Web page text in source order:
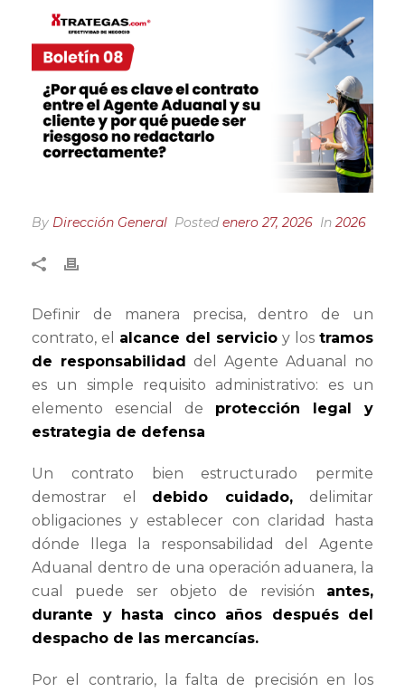
By Dirección General Postedenero 27, 2026 In 2026
Definir de manera precisa, dentro de un
contrato, el alcance del servicio y los tramos
de responsabilidad del Agente Aduanal no
es un simple requisito administrativo: es un
elemento esencial de protección legal y
estrategia de defensa
Un contrato bien estructurado permite
demostrar el debido cuidado, delimitar
obligaciones y establecer con claridad hasta
dónde llega la responsabilidad del Agente
Aduanal dentro de una operación aduanera, la
cual puede ser objeto de revisión antes,
durante y hasta cinco años después del
despacho de las mercancías.
Por el contrario, la falta de precisión en los